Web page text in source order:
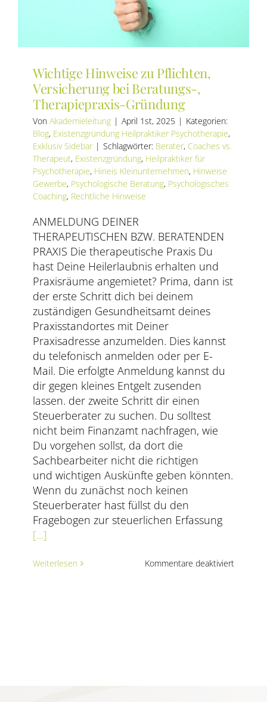
Wichtige Hinweise zu Pflichten,
Versicherung bei Beratungs-,
Therapiepraxis-Gründung
Von Akademieleitung | April 1st, 2025 | Kategorien:
Blog, Existenzgründung Heilpraktiker Psychotherapie,
Exklusiv Sidebar | Schlagwörter: Berater, Coaches vs.
Therapeut, Existenzgründung, Heilpraktiker für
Psychotherapie, Hineis Kleinunternehmen, Hinweise
Gewerbe, Psychologische Beratung, Psychologisches
Coaching, Rechtliche Hinweise
ANMELDUNG DEINER
THERAPEUTISCHEN BZW. BERATENDEN
PRAXIS Die therapeutische Praxis Du
hast Deine Heilerlaubnis erhalten und
Praxisräume angemietet? Prima, dann ist
der erste Schritt dich bei deinem
zuständigen Gesundheitsamt deines
Praxisstandortes mit Deiner
Praxisadresse anzumelden. Dies kannst
du telefonisch anmelden oder per E-
Mail. Die erfolgte Anmeldung kannst du
dir gegen kleines Entgelt zusenden
lassen. der zweite Schritt dir einen
Steuerberater zu suchen. Du solltest
nicht beim Finanzamt nachfragen, wie
Du vorgehen sollst, da dort die
Sachbearbeiter nicht die richtigen
und wichtigen Auskünfte geben könnten.
Wenn du zunächst noch keinen
Steuerberater hast füllst du den
Fragebogen zur steuerlichen Erfassung
[...]
Weiterlesen Kommentare deaktiviertfür